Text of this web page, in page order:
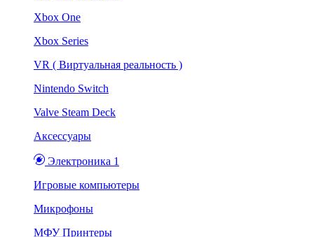
Xbox One
Xbox Series
VR ( Виртуальная реальность )
Nintendo Switch
Valve Steam Deck
Аксессуары
Электроника 1
Игровые компьютеры
Микрофоны
МФУ Принтеры